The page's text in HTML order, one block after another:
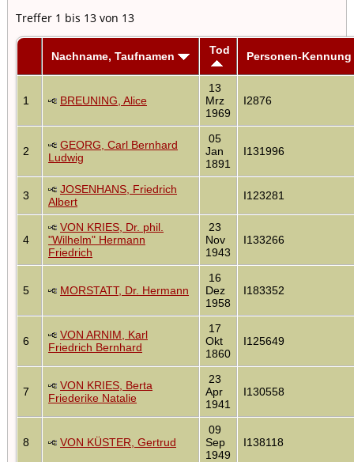
Treffer 1 bis 13 von 13
Nachname, Taufnamen Tod Personen-Kennung
1 BREUNING, Alice
13
Mrz
1969
I2876
2
GEORG, Carl Bernhard
Ludwig
05
Jan
1891
I131996
3
JOSENHANS, Friedrich
Albert
I123281
4
VON KRIES, Dr. phil.
"Wilhelm" Hermann
Friedrich
23
Nov
1943
I133266
5 MORSTATT, Dr. Hermann
16
Dez
1958
I183352
6
VON ARNIM, Karl
Friedrich Bernhard
17
Okt
1860
I125649
7
VON KRIES, Berta
Friederike Natalie
23
Apr
1941
I130558
8 VON KÜSTER, Gertrud
09
Sep
1949
I138118